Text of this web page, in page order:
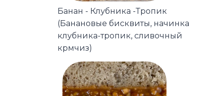
Банан - Клубника -Тропик
(Банановые бисквиты, начинка
клубника-тропик, сливочный
крмчиз)